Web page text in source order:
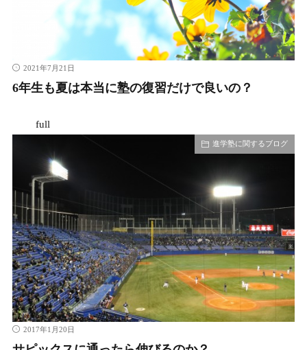
2021年7月21日
6年生も夏は本当に塾の復習だけで良いの？
full
進学塾に関するブログ
2017年1月20日